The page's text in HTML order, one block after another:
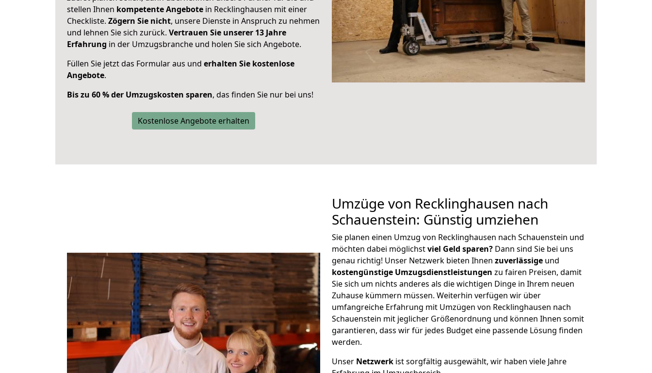
stellen Ihnen kompetente Angebote in Recklinghausen mit einer
Checkliste. Zögern Sie nicht, unsere Dienste in Anspruch zu nehmen
und lehnen Sie sich zurück. Vertrauen Sie unserer 13 Jahre
Erfahrung in der Umzugsbranche und holen Sie sich Angebote.
Füllen Sie jetzt das Formular aus und erhalten Sie kostenlose
Angebote.
Bis zu 60 % der Umzugskosten sparen, das finden Sie nur bei uns!
Kostenlose Angebote erhalten
Umzüge von Recklinghausen nach
Schauenstein: Günstig umziehen
Sie planen einen Umzug von Recklinghausen nach Schauenstein und
möchten dabei möglichstviel Geld sparen? Dann sind Sie bei uns
genau richtig! Unser Netzwerk bieten Ihnen zuverlässige und
kostengünstige Umzugsdienstleistungen zu fairen Preisen, damit
Sie sich um nichts anderes als die wichtigen Dinge in Ihrem neuen
Zuhause kümmern müssen. Weiterhin verfügen wir über
umfangreiche Erfahrung mit Umzügen von Recklinghausen nach
Schauenstein mit jeglicher Größenordnung und können Ihnen somit
garantieren, dass wir für jedes Budget eine passende Lösung finden
werden.
Unser Netzwerk ist sorgfältig ausgewählt, wir haben viele Jahre